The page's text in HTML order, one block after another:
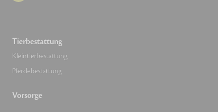
Tierbestattung
Kleintierbestattung
Pferdebestattung
Vorsorge